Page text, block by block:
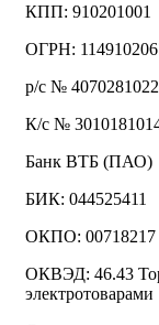
КПП: 910201001
ОГРН:
р/с №
К/с №
Банк ВТБ (ПАО)
БИК: 044525411
ОКПО: 00718217
ОКВЭД: 46.43
электротоварами